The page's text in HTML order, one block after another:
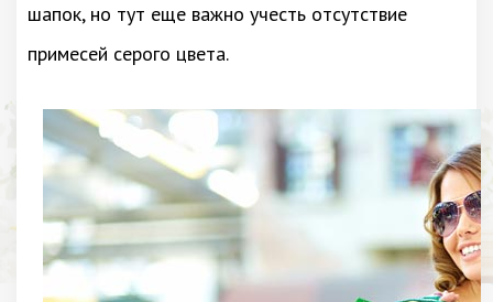
шапок, но тут еще важно учесть отсутствие
примесей серого цвета.